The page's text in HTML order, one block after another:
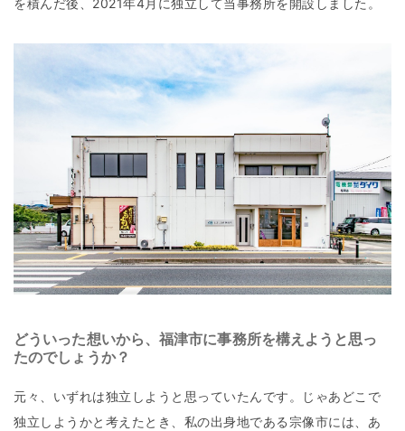
どういった想いから、福津市に事務所を構えようと思っ
たのでしょうか？
元々、いずれは独立しようと思っていたんです。じゃあどこで
独立しようかと考えたとき、私の出身地である宗像市には、あ